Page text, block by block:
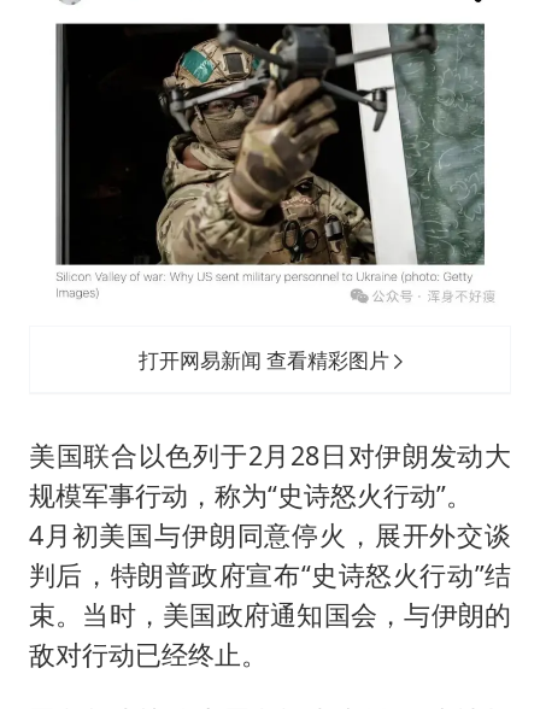
打开网易新闻 查看精彩图片
美国联合以色列于2月28日对伊朗发动大
规模军事行动，称为“史诗怒火行动”。
4月初美国与伊朗同意停火，展开外交谈
判后，特朗普政府宣布“史诗怒火行动”结
束。当时，美国政府通知国会，与伊朗的
敌对行动已经终止。